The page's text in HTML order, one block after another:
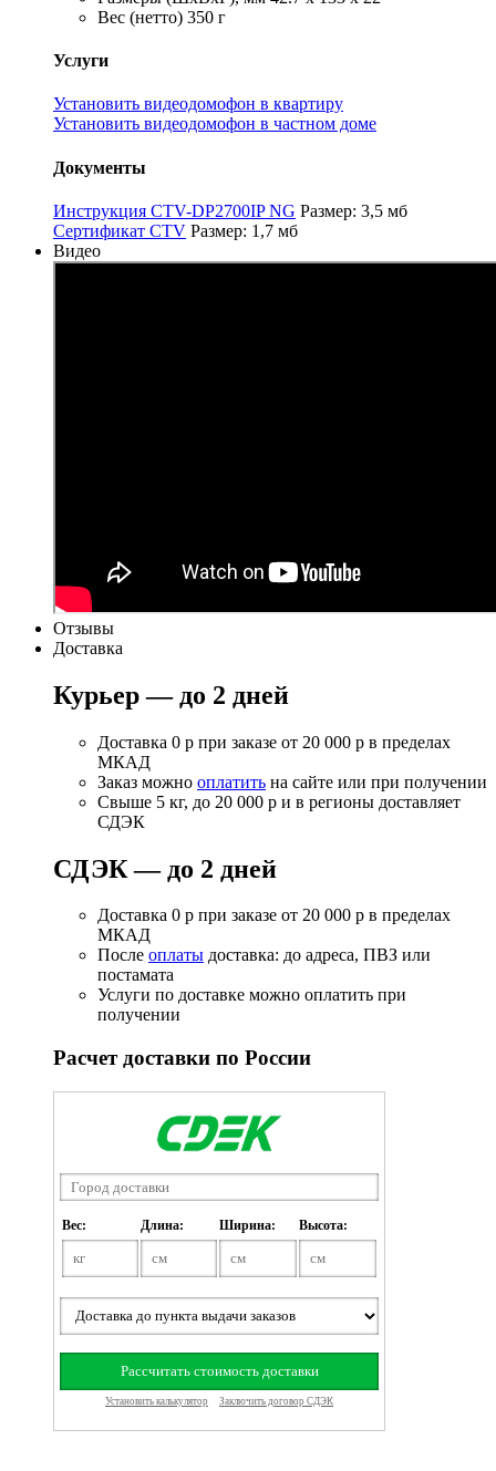
Вес (нетто) 350 г
Услуги
Установить видеодомофон в квартиру
Установить видеодомофон в частном доме
Документы
Инструкция CTV-DP2700IP NG Размер: 3,5 мб
Сертификат CTV Размер: 1,7 мб
Видео
Отзывы
Доставка
Курьер — до 2 дней
Доставка 0 р при заказе от 20 000 р в пределах
МКАД
Заказ можно оплатить на сайте или при получении
Свыше 5 кг, до 20 000 р и в регионы доставляет
СДЭК
СДЭК — до 2 дней
Доставка 0 р при заказе от 20 000 р в пределах
МКАД
После оплаты доставка: до адреса, ПВЗ или
постамата
Услуги по доставке можно оплатить при
получении
Расчет доставки по России